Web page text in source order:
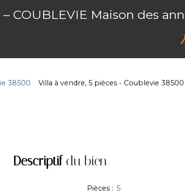
– COUBLEVIE Maison des
38500 Villa à vendre, 5 pièces - Coublevie 38500
Descriptifdu bien
Pièces : 5